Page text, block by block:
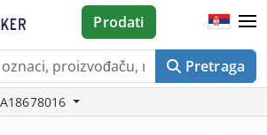
Pretraga
Prodati